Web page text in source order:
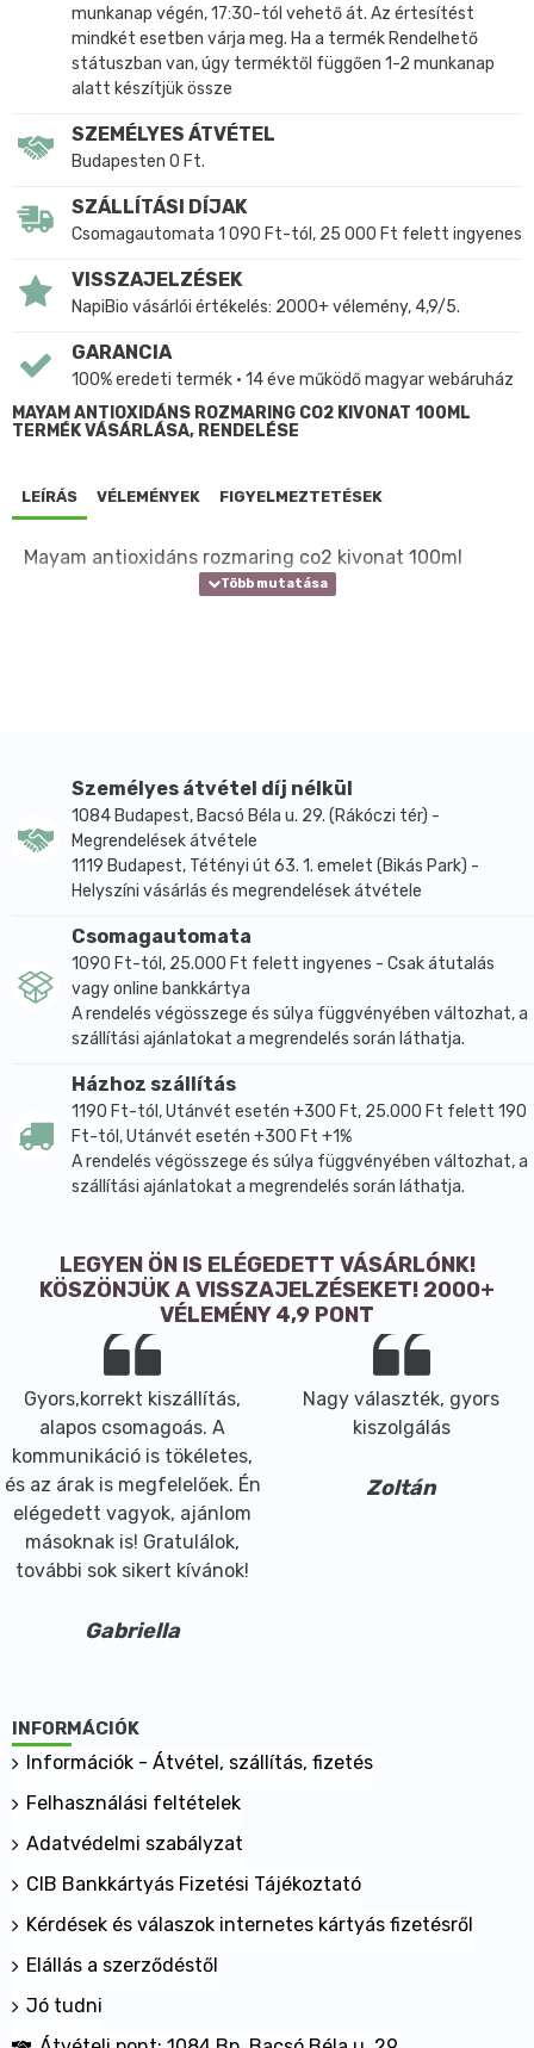
munkanap végén, 17:30-tól vehető át. Az értesítést
mindkét esetben várja meg. Ha a termék Rendelhető
státuszban van, úgy terméktől függően 1-2 munkanap
alatt készítjük össze
SZEMÉLYES ÁTVÉTEL
Budapesten 0 Ft.
SZÁLLÍTÁSI DÍJAK
Csomagautomata 1 090 Ft-tól, 25 000 Ft felett ingyenes
VISSZAJELZÉSEK
NapiBio vásárlói értékelés: 2000+ vélemény, 4,9/5.
GARANCIA
100% eredeti termék • 14 éve működő magyar webáruház
MAYAM ANTIOXIDÁNS ROZMARING CO2 KIVONAT 100ML
TERMÉK VÁSÁRLÁSA, RENDELÉSE
LEÍRÁS VÉLEMÉNYEK FIGYELMEZTETÉSEK
Mayam antioxidáns rozmaring co2 kivonat 100ml
Személyes átvétel díj nélkül
1084 Budapest, Bacsó Béla u. 29. (Rákóczi tér) -
Megrendelések átvétele
1119 Budapest, Tétényi út 63. 1. emelet (Bikás Park) -
Helyszíni vásárlás és megrendelések átvétele
Csomagautomata
1090 Ft-tól, 25.000 Ft felett ingyenes - Csak átutalás
vagy online bankkártya
A rendelés végösszege és súlya függvényében változhat, a
szállítási ajánlatokat a megrendelés során láthatja.
Házhoz szállítás
1190 Ft-tól, Utánvét esetén +300 Ft, 25.000 Ft felett 190
Ft-tól, Utánvét esetén +300 Ft +1%
A rendelés végösszege és súlya függvényében változhat, a
szállítási ajánlatokat a megrendelés során láthatja.
LEGYEN ÖN IS ELÉGEDETT VÁSÁRLÓNK!
KÖSZÖNJÜK A VISSZAJELZÉSEKET! 2000+
VÉLEMÉNY 4,9 PONT
Gyors,korrekt kiszállítás,
alapos csomagoás. A
kommunikáció is tökéletes,
és az árak is megfelelőek. Én
elégedett vagyok, ajánlom
másoknak is! Gratulálok,
további sok sikert kívánok!
Gabriella
Nagy választék, gyors
kiszolgálás
Zoltán
INFORMÁCIÓK
Információk - Átvétel, szállítás, fizetés
Felhasználási feltételek
Adatvédelmi szabályzat
CIB Bankkártyás Fizetési Tájékoztató
Kérdések és válaszok internetes kártyás fizetésről
Elállás a szerződéstől
Jó tudni